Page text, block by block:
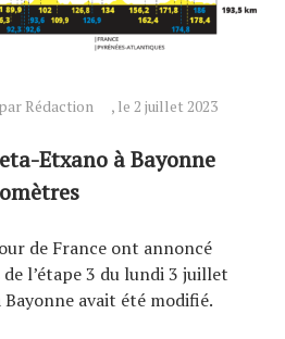
Rédaction , le 2 juillet 2023
Etxano à Bayonne
de France ont annoncé
l’étape 3 du lundi 3 juillet
avait été modifié.